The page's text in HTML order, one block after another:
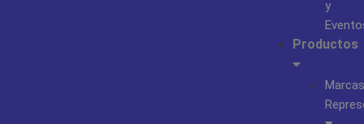
y
Productos
Marcas